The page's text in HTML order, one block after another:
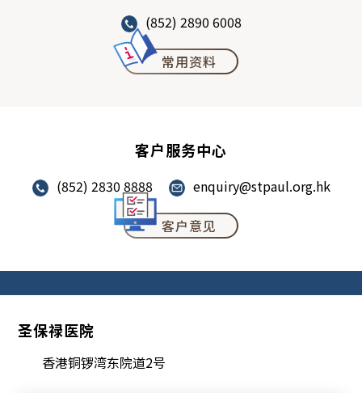
(852) 2890 6008
常用资料
客户服务中心
(852) 2830 8888 enquiry@stpaul.org.hk
客户意见
圣保禄医院
香港铜锣湾东院道2号